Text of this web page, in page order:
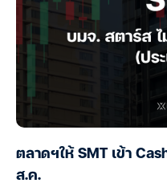
ตลาดฯให้ SMT เข้า
ส.ค.